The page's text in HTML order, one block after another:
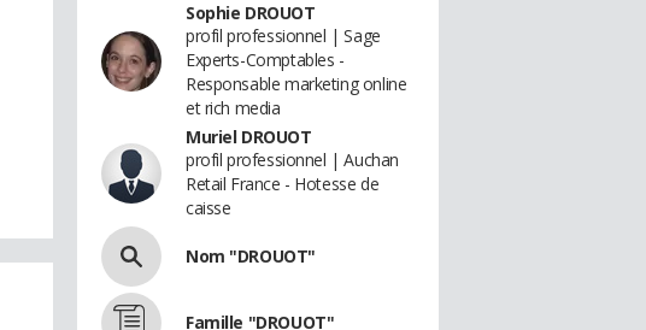
Sophie DROUOT
profil professionnel | Sage
Experts-Comptables -
Responsable marketing online
et rich media
Muriel DROUOT
profil professionnel | Auchan
Retail France - Hotesse de
caisse
Nom "DROUOT"
Famille "DROUOT"